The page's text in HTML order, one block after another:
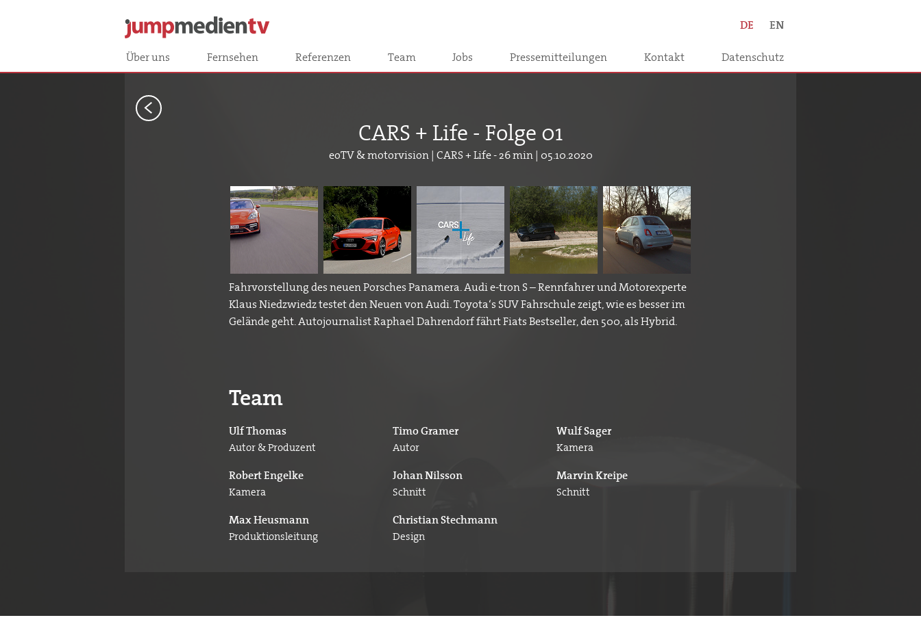
Über uns Fernsehen Referenzen Team Jobs Pressemitteilungen Kontakt Datenschutz
DE EN
<
CARS + Life - Folge 01
eoTV & motorvision | CARS + Life - 26 min | 05.10.2020
Fahrvorstellung des neuen Porsches Panamera. Audi e-tron S – Rennfahrer und Motorexperte
Klaus Niedzwiedz testet den Neuen von Audi. Toyota‘s SUV Fahrschule zeigt, wie es besser im
Gelände geht. Autojournalist Raphael Dahrendorf fährt Fiats Bestseller, den 500, als Hybrid.
Team
Ulf Thomas
Autor & Produzent
Timo Gramer
Autor
Wulf Sager
Kamera
Robert Engelke
Kamera
Johan Nilsson
Schnitt
Marvin Kreipe
Schnitt
Max Heusmann
Produktionsleitung
Christian Stechmann
Design